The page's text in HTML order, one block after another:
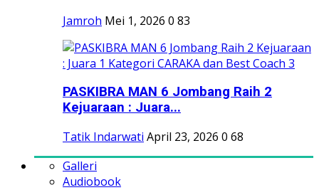
Jamroh Mei 1, 2026 0 83
PASKIBRA MAN 6 Jombang Raih 2
Kejuaraan : Juara...
Tatik Indarwati April 23, 2026 0 68
Galleri
Audiobook